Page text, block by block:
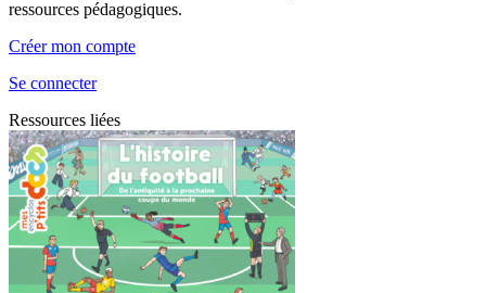
ressources pédagogiques.
Créer mon compte
Se connecter
Ressources liées